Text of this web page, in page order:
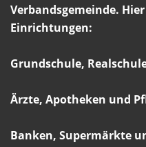
Verbandsgemeinde.
Einrichtungen:
Grundschule,
Ärzte, Apotheken und
Banken, Supermärkte